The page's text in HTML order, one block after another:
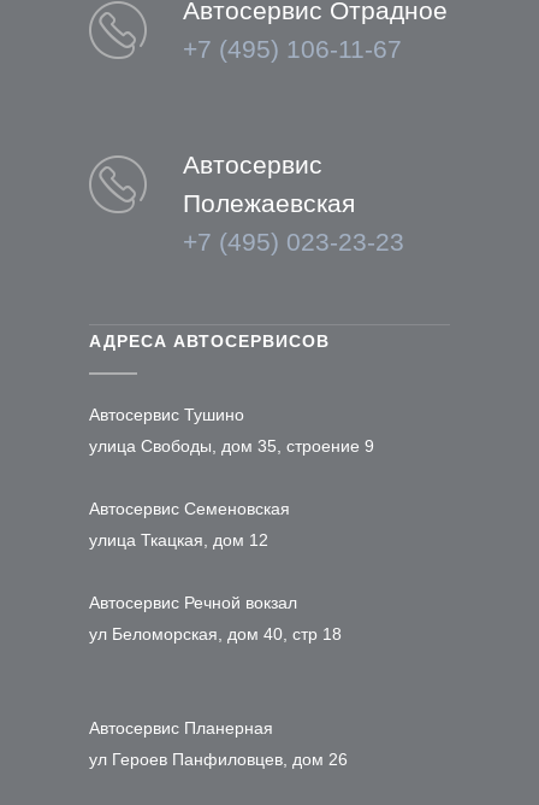
Автосервис Отрадное
+7 (495) 106-11-67
Автосервис
Полежаевская
+7 (495) 023-23-23
АДРЕСА АВТОСЕРВИСОВ
Автосервис Тушино
улица Свободы, дом 35, строение 9
Автосервис Семеновская
улица Ткацкая, дом 12
Автосервис Речной вокзал
ул Беломорская, дом 40, стр 18
Автосервис Планерная
ул Героев Панфиловцев, дом 26